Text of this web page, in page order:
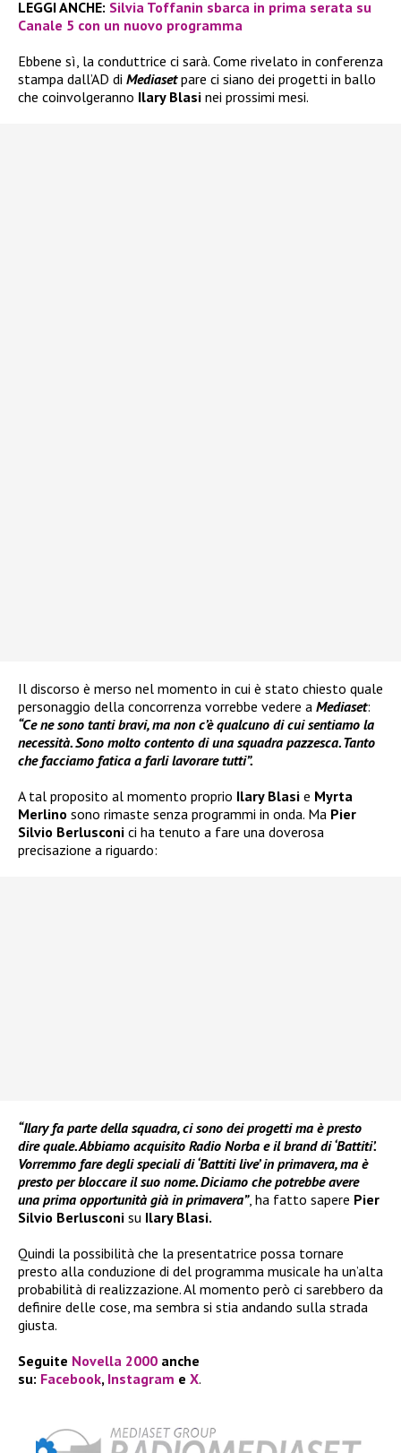
LEGGI ANCHE: Silvia Toffanin sbarca in prima serata su
Canale 5 con un nuovo programma
Ebbene sì, la conduttrice ci sarà. Come rivelato in conferenza
stampa dall’AD di Mediasetpare ci siano dei progetti in ballo
che coinvolgeranno Ilary Blasi nei prossimi mesi.
Il discorso è merso nel momento in cui è stato chiesto quale
personaggio della concorrenza vorrebbe vedere a Mediaset:
“Ce ne sono tanti bravi, ma non c’è qualcuno di cui sentiamo la
necessità. Sono molto contento di una squadra pazzesca. Tanto
che facciamo fatica a farli lavorare tutti”.
A tal proposito al momento proprio Ilary Blasi e Myrta
Merlino sono rimaste senza programmi in onda. Ma Pier
Silvio Berlusconi ci ha tenuto a fare una doverosa
precisazione a riguardo:
“Ilary fa parte della squadra, ci sono dei progetti ma è presto
dire quale. Abbiamo acquisito Radio Norba e il brand di ‘Battiti’.
Vorremmo fare degli speciali di ‘Battiti live’ in primavera, ma è
presto per bloccare il suo nome. Diciamo che potrebbe avere
una prima opportunità già in primavera”, ha fatto sapere Pier
Silvio Berlusconi su Ilary Blasi.
Quindi la possibilità che la presentatrice possa tornare
presto alla conduzione di del programma musicale ha un’alta
probabilità di realizzazione. Al momento però ci sarebbero da
definire delle cose, ma sembra si stia andando sulla strada
giusta.
Seguite Novella 2000 anche
su: Facebook, Instagram e X.